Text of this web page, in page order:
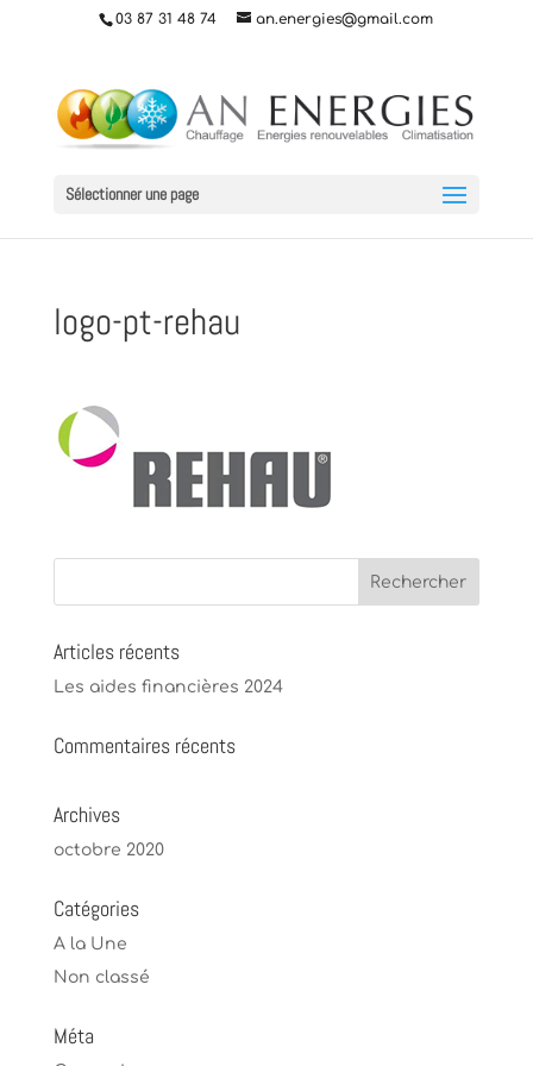
03 87 31 48 74 an.energies@gmail.com
Sélectionner une page
logo-pt-rehau
Articles récents
Les aides financières 2024
Commentaires récents
Archives
octobre 2020
Catégories
A la Une
Non classé
Méta